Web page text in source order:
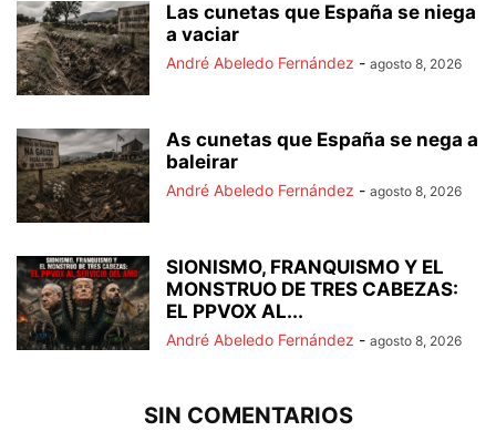
Las cunetas que España se niega
a vaciar
André Abeledo Fernández - agosto 8, 2026
As cunetas que España se nega a
baleirar
André Abeledo Fernández - agosto 8, 2026
SIONISMO, FRANQUISMO Y EL
MONSTRUO DE TRES CABEZAS:
EL PPVOX AL...
André Abeledo Fernández - agosto 8, 2026
SIN COMENTARIOS